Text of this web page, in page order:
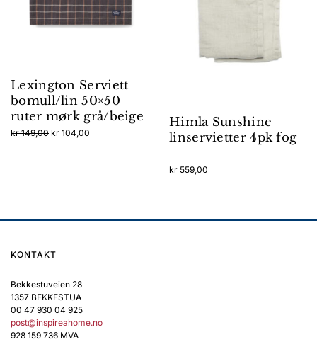
Lexington Serviett
bomull/lin 50×50
ruter mørk grå/beige
kr149,00 Opprinnelig
kr 104,00
Himla Sunshine
linservietter 4pk fog
kr 559,00
KONTAKT
Bekkestuveien 28
1357 BEKKESTUA
00 47 930 04 925
post@inspireahome.no
928 159 736 MVA